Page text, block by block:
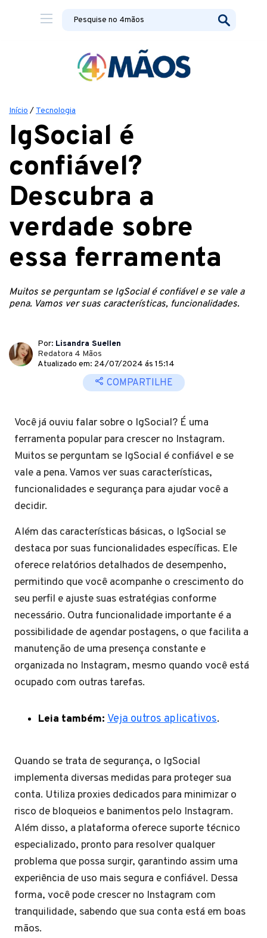
Início / Tecnologia
IgSocial é
confiável?
Descubra a
verdade sobre
essa ferramenta
Muitos se perguntam se IgSocial é confiável e se vale a
pena. Vamos ver suas características, funcionalidades.
Por: Lisandra Suellen
Redatora 4 Mãos
Atualizado em: 24/07/2024 ás 15:14
COMPARTILHE
Você já ouviu falar sobre o IgSocial? É uma
ferramenta popular para crescer no Instagram.
Muitos se perguntam se IgSocial é confiável e se
vale a pena. Vamos ver suas características,
funcionalidades e segurança para ajudar você a
decidir.
Além das características básicas, o IgSocial se
destaca por suas funcionalidades específicas. Ele
oferece relatórios detalhados de desempenho,
permitindo que você acompanhe o crescimento do
seu perfil e ajuste suas estratégias conforme
necessário. Outra funcionalidade importante é a
possibilidade de agendar postagens, o que facilita a
manutenção de uma presença constante e
organizada no Instagram, mesmo quando você está
ocupado com outras tarefas.
Leia também: Veja outros aplicativos.
Quando se trata de segurança, o IgSocial
implementa diversas medidas para proteger sua
conta. Utiliza proxies dedicados para minimizar o
risco de bloqueios e banimentos pelo Instagram.
Além disso, a plataforma oferece suporte técnico
especializado, pronto para resolver qualquer
problema que possa surgir, garantindo assim uma
experiência de uso mais segura e confiável. Dessa
forma, você pode crescer no Instagram com
tranquilidade, sabendo que sua conta está em boas
mãos.